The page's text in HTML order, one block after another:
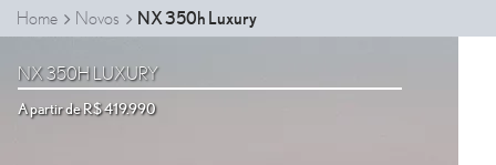
Home
Novos NX 350h Luxury
NX 350H LUXURY
A partir de R$ 419.990